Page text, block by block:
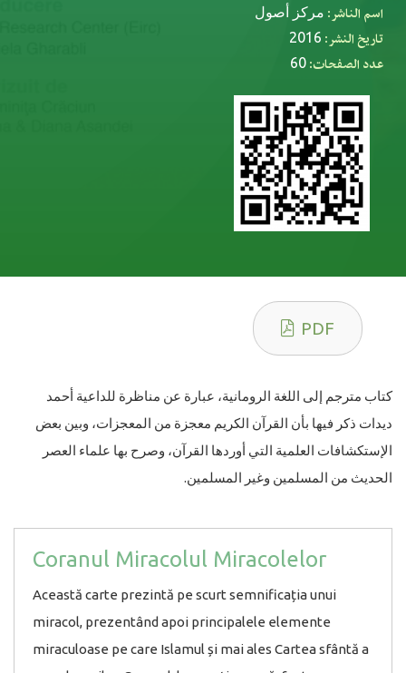
اسم الناشر: مركز أصول
تاريخ النشر: 2016
عدد الصفحات: 60
PDF
كتاب مترجم إلى اللغة الرومانية، عبارة عن مناظرة للداعية أحمد
ديدات ذكر فيها بأن القرآن الكريم معجزة من المعجزات، وبين بعض
الإستكشافات العلمية التي أوردها القرآن، وصرح بها علماء العصر
الحديث من المسلمين وغير المسلمين.
Coranul Miracolul Miracolelor
Această carte prezintă pe scurt semnificația unui
miracol, prezentând apoi principalele elemente
miraculoase pe care Islamul și mai ales Cartea sfântă a